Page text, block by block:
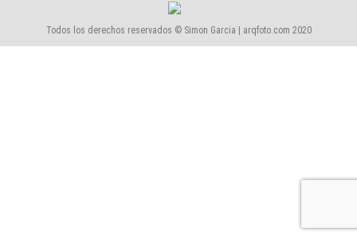
Todos los derechos reservados © Simon Garcia | arqfoto.com 2020